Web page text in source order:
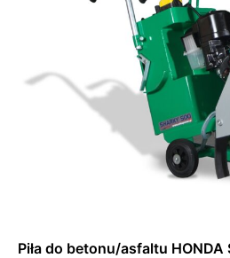
Piła do betonu/asfaltu HONDA